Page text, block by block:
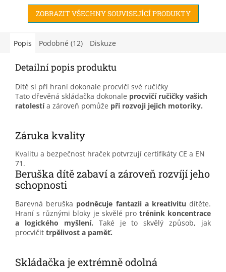
ZOBRAZIT VŠECHNY SOUVISEJÍCÍ PRODUKTY
Popis Podobné (12) Diskuze
Detailní popis produktu
Dítě si při hraní dokonale procvičí své ručičky
Tato dřevěná skládačka dokonale procvičí ručičky vašich
ratolestía zároveň pomůže při rozvoji jejich motoriky.
Záruka kvality
Kvalitu a bezpečnost hraček potvrzují certifikáty CE a EN
71.
Beruška dítě zabaví a zároveň rozvíjí jeho
schopnosti
Barevná beruška podněcuje fantazii a kreativitu dítěte.
Hraní s různými bloky je skvělé pro trénink koncentrace
a logického myšlení. Také je to skvělý způsob, jak
procvičit trpělivost a paměť.
Skládačka je extrémně odolná